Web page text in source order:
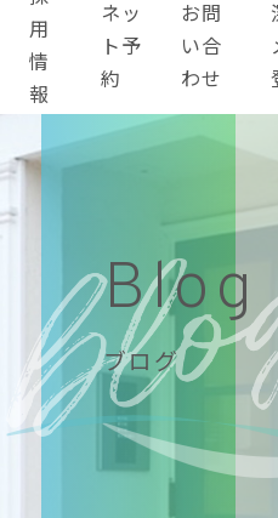
用
情
報
ネッ
ト予
約
お問
い合
わせ
Blog
ブログ